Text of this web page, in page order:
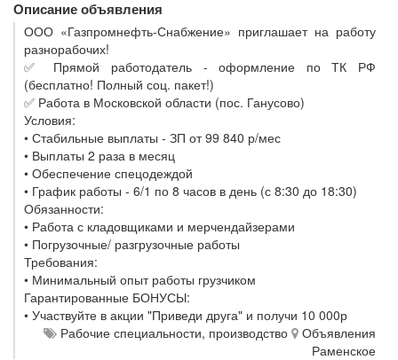
Описание объявления
ООО «Газпромнефть-Снабжение» приглашает на работу
разнорабочих!
✅ Прямой работодатель - оформление по ТК РФ
(бесплатно! Полный соц. пакет!)
✅ Работа в Московской области (пос. Ганусово)
Условия:
• Стабильные выплаты - ЗП от 99 840 р/мес
• Выплаты 2 раза в месяц
• Обеспечение спецодеждой
• График работы - 6/1 по 8 часов в день (с 8:30 до 18:30)
Обязанности:
• Работа с кладовщиками и мерчендайзерами
• Погрузочные/ разгрузочные работы
Требования:
• Минимальный опыт работы грузчиком
Гарантированные БОНУСЫ:
• Участвуйте в акции "Приведи друга" и получи 10 000р
Рабочие специальности, производство
Объявления
Раменское